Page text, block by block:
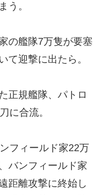
う。
の艦隊7万隻が要塞
て迎撃に出たら。
正規艦隊、パトロ
に合流。
フィールド家22万
バンフィールド家
距離攻撃に終始し